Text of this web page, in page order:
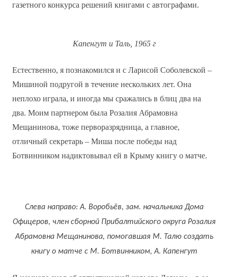
газетного конкурса решений книгами с автографами.
Капенгут и Таль, 1965 г
Естественно, я познакомился и с Ларисой Соболевской –
Мишиной подругой в течение нескольких лет. Она
неплохо играла, и иногда мы сражались в блиц два на
два. Моим партнером была Розалия Абрамовна
Мещанинова, тоже перворазрядница, а главное,
отличный секретарь – Миша после победы над
Ботвинником надиктовывал ей в Крыму книгу о матче.
Слева направо: А. Воробьёв, зам. начальника Дома
Офицеров, член сборной Прибалтийского округа Розалия
Абрамовна Мещанинова, помогавшая М. Талю создать
книгу о матче с М. Ботвинником, А. Капенгут